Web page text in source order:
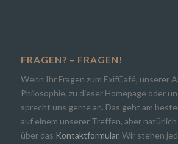
FRAGEN? – FRAGEN!
Wenn Ihr Fragen zum ExifCafé, unserer
Philosophie, zu dieser Homepage oder
sprecht uns gerne an. Das geht am
auf einem unserer Treffen, aber
über das Kontaktformular. Wir stehen